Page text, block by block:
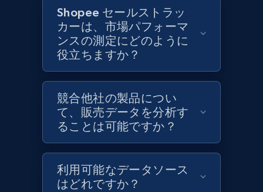
Shopee セールストラッ
カーは、市場パフォーマ
ンスの測定にどのように
役立ちますか？
競合他社の製品につい
て、販売データを分析す
ることは可能ですか？
利用可能なデータソース
はどれですか？